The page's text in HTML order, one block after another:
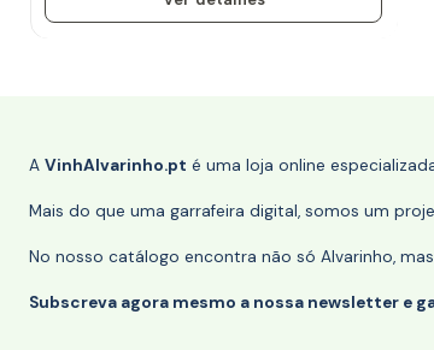
A VinhAlvarinho.pt é uma loja online
Mais do que uma garrafeira digital, somos um
No nosso catálogo encontra não só Alvarinho,
Subscreva agora mesmo a nossa newsletter e